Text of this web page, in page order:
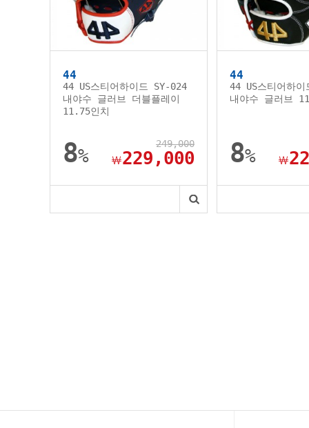
44
44 US스티어하이드 SY-024
내야수 글러브 더블플레이
11.75인치
8%
249,000
￦229,000
44
44 US스티어하
내야수 글러브
8% ￦